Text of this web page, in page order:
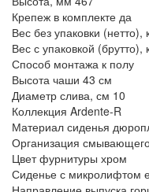
Крепеж в комплекте да
Вес без упаковки (нетто),
Вес с упаковкой (брутто),
Способ монтажа к полу
Высота чаши 43 см
Диаметр слива, см 10
Коллекция Ardente-R
Материал сиденья
Организация
Цвет фурнитуры хром
Сиденье с микролифтом